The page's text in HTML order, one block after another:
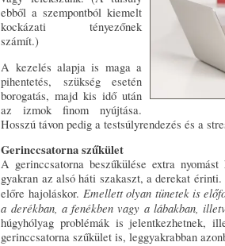
ebből a szempontból kiemelt
kockázati tényezőnek
számít.)
A kezelés alapja is maga a
pihentetés, szükség esetén
borogatás, majd kis idő után
az izmok finom nyújtása.
Hosszú távon pedig a testsúlyrendezés és a
Gerinccsatorna szűkület
A gerinccsatorna beszűkülése extra
gyakran az alsó háti szakaszt, a derekat
előre hajoláskor.Emellett olyan tünetek is
a derékban, a fenékben vagy a lábakban,
húgyhólyag problémák is jelentkezhetnek,
gerinccsatorna szűkület is, leggyakrabban